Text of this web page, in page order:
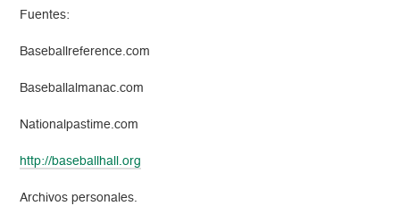
Fuentes:
Baseballreference.com
Baseballalmanac.com
Nationalpastime.com
http://baseballhall.org
Archivos personales.